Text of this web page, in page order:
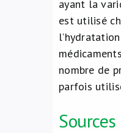
ayant la
est utilisé
nombre de
parfois